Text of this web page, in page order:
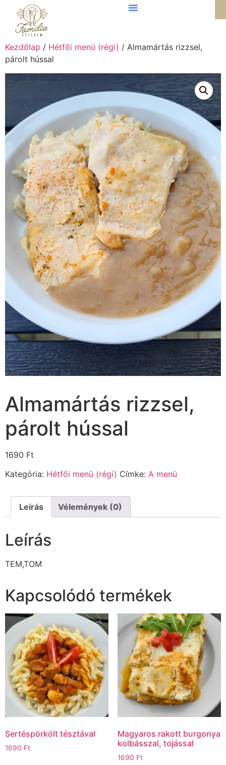
Kezdőlap / Hétfői menü (régi) / Almamártás rizzsel,
párolt hússal
Almamártás rizzsel,
párolt hússal
1690 Ft
Kategória: Hétfői menü (régi) Címke: A menü
Leírás Vélemények (0)
Leírás
TEM,TOM
Kapcsolódó termékek
Sertéspörkölt tésztával
1690 Ft
Magyaros rakott burgonya
kolbásszal, tojással
1690 Ft